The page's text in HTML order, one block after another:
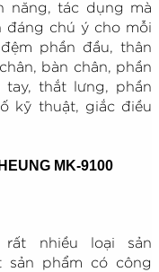
năng, tác dụng mà
đáng chú ý cho mỗi
phần đầu, thân
bàn chân, phần
tay, thắt lưng, phần
kỹ thuật, giắc điều
MK-9100
nhiều loại sản
sản phẩm có công